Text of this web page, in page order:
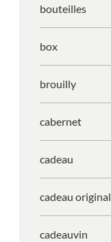
bouteilles
box
brouilly
cabernet
cadeau
cadeau original
cadeauvin